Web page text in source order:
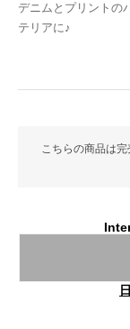
デニムとプリントの
テリアに♪
こちらの商品は